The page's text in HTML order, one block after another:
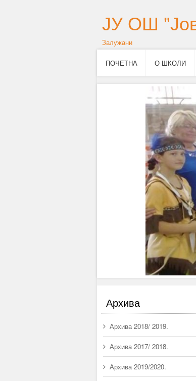
ЈУ ОШ
Залужани
ПОЧЕТНА О ШКОЛИ
Архива
Архива 2018/ 2019.
Архива 2017/ 2018.
Архива 2019/2020.